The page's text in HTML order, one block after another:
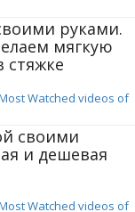
руками.
мягкую
стяжке
Watched videos of
своими
и дешевая
Watched videos of